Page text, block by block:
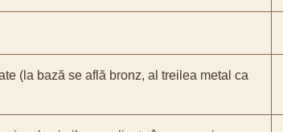
(la bază se află bronz, al treilea metal ca